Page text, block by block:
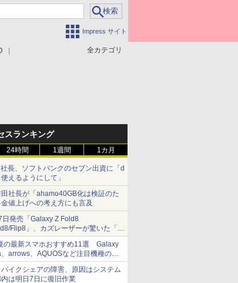
Impress サイト
全カテゴリ
スランキング
24時間 1週間 1カ月
長、ソフトバンクのセブン出資に「d
えるようにして」
田社長が「ahamo40GB化は検証のた
値上げへの考え方にも言及
日発売「Galaxy Z Fold8
Flip8」、カズレーザーが驚いた「そ
ュー並みの薄さ」
の最新スマホおすすめ11選 Galaxy
arrows、AQUOSなど注目機種の特
バイクシェアの障害、原因はシステム
は明日7日に復旧作業